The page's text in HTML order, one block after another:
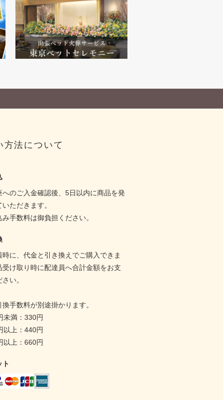
方法について
へのご入金確認後、5日以内に商品を発
ただきます。
手数料は御負担ください。
時に、代金と引き換えでご購入できま
受け取り時に配達員へ合計金額をお支
い。
手数料が別途掛かります。
未満：330円
以上：440円
以上：660円
ト